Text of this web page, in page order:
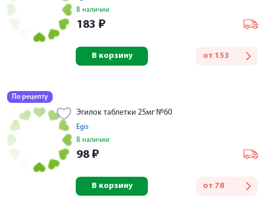
В наличии
183 ₽
от 153
В корзину
По рецепту
Эгилок таблетки 25мг №60
Egis
В наличии
98 ₽
от 78
В корзину